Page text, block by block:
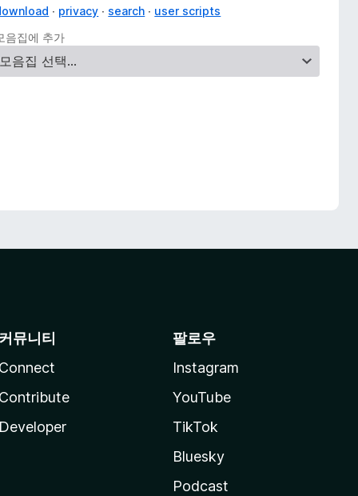
privacy search
user scripts
음집에 추가
뮤니티
팔로우
Instagram
YouTube
TikTok
Bluesky
Podcast